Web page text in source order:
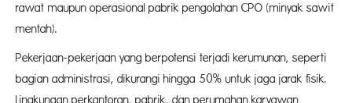
rawat maupun operasional pabrik pengolahan CPO (minyak sawit
mentah).
Pekerjaan-pekerjaan yang berpotensi terjadi kerumunan, seperti
bagian administrasi, dikurangi hingga 50% untuk jaga jarak fisik.
Lingkungan perkantoran, pabrik, dan perumahan karyawan